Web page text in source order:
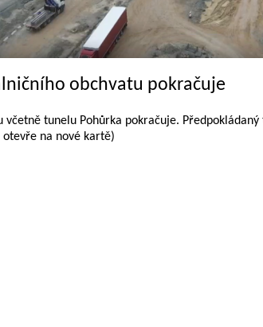
obchvatu pokračuje
včetně tunelu Pohůrka pokračuje.
otevře na nové kartě)